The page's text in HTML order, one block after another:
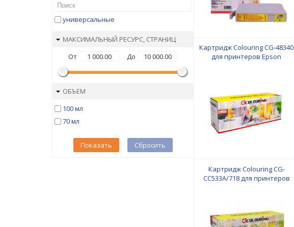
универсальные
МАКСИМАЛЬНЫЙ РЕСУРС, СТРАНИЦ
От
До
ОБЪЕМ
100 мл
70 мл
Показать Сбросить
Картридж Colouring CG-48340
для принтеров Epson
Картридж Colouring CG-
CC533A/718 для принтеров